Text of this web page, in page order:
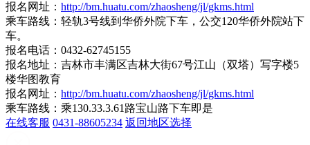
报名网址： http://bm.huatu.com/zhaosheng/jl/gkms.html
乘车路线：轻轨3号线到华侨外院下车，公交120华侨外院站下
车。
报名电话：0432-62745155
报名地址：吉林市丰满区吉林大街67号江山（双塔）写字楼5
楼华图教育
报名网址： http://bm.huatu.com/zhaosheng/jl/gkms.html
乘车路线：乘130.33.3.61路宝山路下车即是
在线客服 0431-88605234 返回地区选择